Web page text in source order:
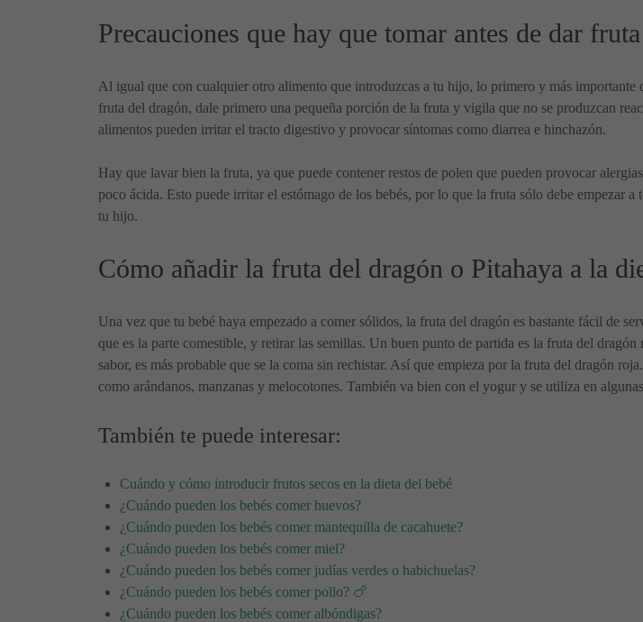
Precauciones que hay que tomar antes de dar
Al igual que con cualquier otro alimento que introduzcas a tu hijo, lo primero y más
fruta del dragón, dale primero una pequeña porción de la fruta y vigila que no se produzcan
alimentos pueden irritar el tracto digestivo y provocar síntomas como diarrea e hinchazón.
Hay que lavar bien la fruta, ya que puede contener restos de polen que pueden provocar
poco ácida. Esto puede irritar el estómago de los bebés, por lo que la fruta sólo debe empezar
tu hijo.
Cómo añadir la fruta del dragón o Pitahaya a la
Una vez que tu bebé haya empezado a comer sólidos, la fruta del dragón es bastante fácil de
que es la parte comestible, y retirar las semillas. Un buen punto de partida es la fruta del
sabor, es más probable que se la coma sin rechistar. Así que empieza por la fruta del dragón
como arándanos, manzanas y melocotones. También va bien con el yogur y se utiliza en
También te puede interesar:
Cuándo y cómo introducir frutos secos en la dieta del bebé
¿Cuándo pueden los bebés comer huevos?
¿Cuándo pueden los bebés comer mantequilla de cacahuete?
¿Cuándo pueden los bebés comer miel?
¿Cuándo pueden los bebés comer judías verdes o habichuelas?
¿Cuándo pueden los bebés comer pollo? 🍗
¿Cuándo pueden los bebés comer albóndigas?